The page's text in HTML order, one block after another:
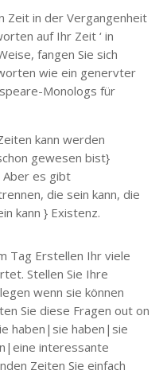
Zeit in der Vergangenheit
auf Ihr Zeit ‘ in
fangen Sie sich
wie ein genervter
Monologs für
kann werden
gewesen bist}
Aber es gibt
die sein kann, die
kann } Existenz.
Tag Erstellen Ihr viele
Stellen Sie Ihre
wenn sie können
Sie diese Fragen out on
haben|sie haben|sie
interessante
Zeiten Sie einfach